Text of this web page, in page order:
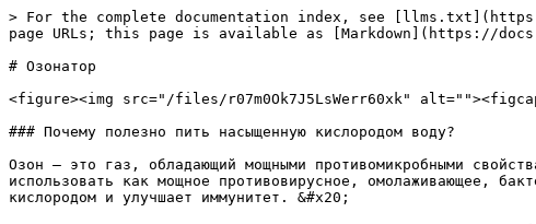
> For the complete documentation index, see
page URLs; this page is available as [Markdown](https://
# Озонатор
<figure><img src="/files/r07m0Ok7J5LsWerr60xk"
### Почему полезно пить насыщенную кислородом воду?
Озон — это газ, обладающий мощными противомикробными
использовать как мощное противовирусное, омолаживающее,
кислородом и улучшает иммунитет. &#x20;